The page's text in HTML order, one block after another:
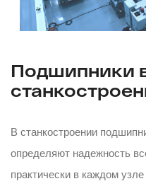
Подшипники
В станкостроении
определяют надежность
практически в каждом